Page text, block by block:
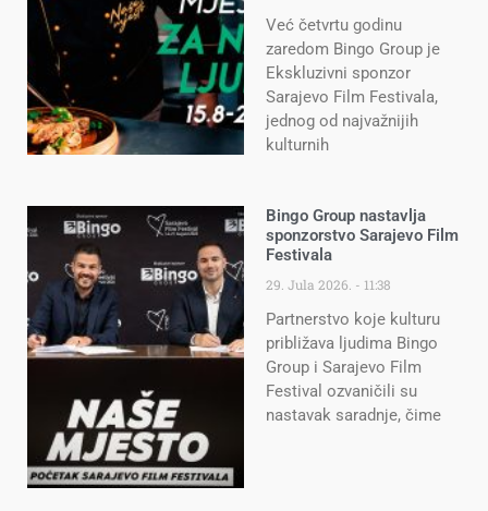
Već četvrtu godinu
zaredom Bingo Group je
Ekskluzivni sponzor
Sarajevo Film Festivala,
jednog od najvažnijih
kulturnih
Bingo Group nastavlja
sponzorstvo Sarajevo Film
Festivala
29. Jula 2026. 11:38
Partnerstvo koje kulturu
približava ljudima Bingo
Group i Sarajevo Film
Festival ozvaničili su
nastavak saradnje, čime